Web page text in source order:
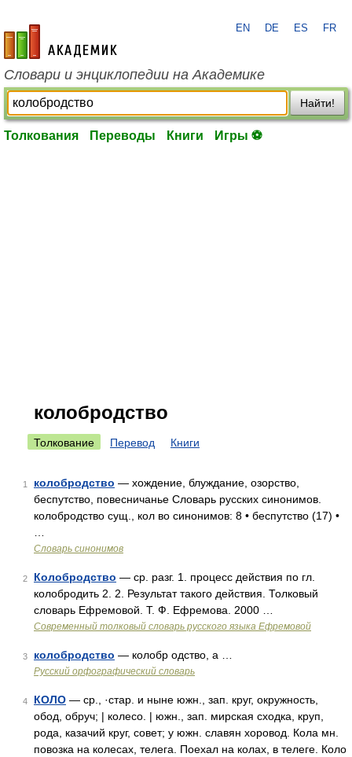
academic.ru
EN DE ES FR
Словари и энциклопедии на Академике
Найти!
Толкования Переводы Книги Игры ⚽
колобродство
Толкование Перевод Книги
1 колобродство — хождение, блуждание, озорство,
беспутство, повесничанье Словарь русских синонимов.
колобродство сущ., кол во синонимов: 8 • беспутство (17) •
Словарь синонимов
2 Колобродство — ср. разг. 1. процесс действия по гл.
колобродить 2. 2. Результат такого действия. Толковый
словарь Ефремовой. Т. Ф. Ефремова. 2000 …
Современный толковый словарь русского языка Ефремовой
3 колобродство — колобр одство, а …
Русский орфографический словарь
4 КОЛО — ср., ·стар. и ныне южн., зап. круг, окружность,
обод, обруч; | колесо. | южн., зап. мирская сходка, круп,
рода, казачий круг, совет; у южн. славян хоровод. Кола мн.
повозка на колесах, телега. Поехал на колах, в телеге. Коло